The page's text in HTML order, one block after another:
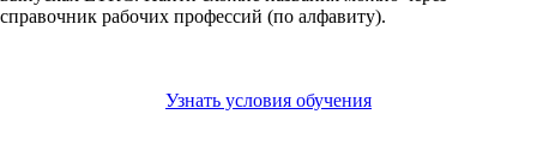
справочник рабочих профессий (по алфавиту).
Узнать условия обучения